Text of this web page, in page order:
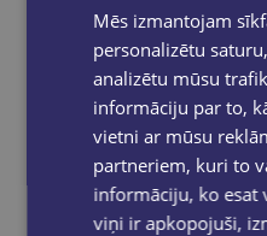
TOP
Mēs izmantojam
personalizētu
analizētu mūsu
informāciju par to,
vietni ar mūsu
partneriem, kuri to
informāciju, ko esat
viņi ir apkopojuši,